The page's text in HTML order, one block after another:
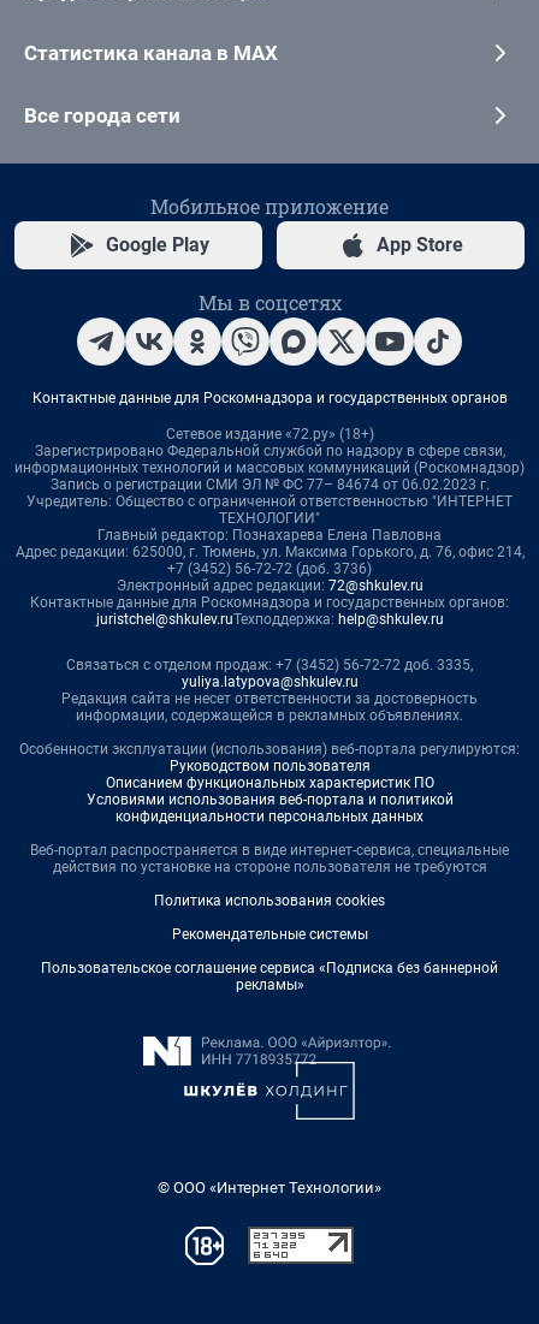
Статистика канала в MAX
Все города сети
Мобильное приложение
Google Play App Store
Мы в соцсетях
Контактные данные для Роскомнадзора и государственных органов
Сетевое издание «72.ру» (18+)
Зарегистрировано Федеральной службой по надзору в сфере связи,
информационных технологий и массовых коммуникаций (Роскомнадзор)
Запись о регистрации СМИ ЭЛ № ФС 77– 84674 от 06.02.2023 г.
Учредитель: Общество с ограниченной ответственностью "ИНТЕРНЕТ
ТЕХНОЛОГИИ"
Главный редактор: Познахарева Елена Павловна
Адрес редакции: 625000, г. Тюмень, ул. Максима Горького, д. 76, офис 214,
+7 (3452) 56-72-72 (доб. 3736)
Электронный адрес редакции: 72@shkulev.ru
Контактные данные для Роскомнадзора и государственных органов:
juristchel@shkulev.ruТехподдержка: help@shkulev.ru
Связаться с отделом продаж: +7 (3452) 56-72-72 доб. 3335,
yuliya.latypova@shkulev.ru
Редакция сайта не несет ответственности за достоверность
информации, содержащейся в рекламных объявлениях.
Особенности эксплуатации (использования) веб-портала регулируются:
Руководством пользователя
Описанием функциональных характеристик ПО
Условиями использования веб-портала и политикой
конфиденциальности персональных данных
Веб-портал распространяется в виде интернет-сервиса, специальные
действия по установке на стороне пользователя не требуются
Политика использования cookies
Рекомендательные системы
Пользовательское соглашение сервиса «Подписка без баннерной
рекламы»
© ООО «Интернет Технологии»